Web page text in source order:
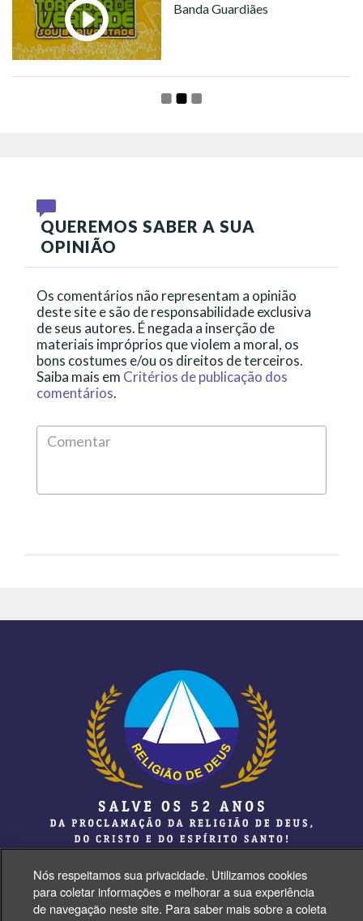
Banda Guardiães
QUEREMOS SABER A SUA
OPINIÃO
Os comentários não representam a opinião
deste site e são de responsabilidade exclusiva
de seus autores. É negada a inserção de
materiais impróprios que violem a moral, os
bons costumes e/ou os direitos de terceiros.
Saiba mais em Critérios de publicação dos
comentários.
Nós respeitamos sua privacidade. Utilizamos cookies
para coletar informações e melhorar a sua experiência
de navegação neste site. Para saber mais sobre a coleta